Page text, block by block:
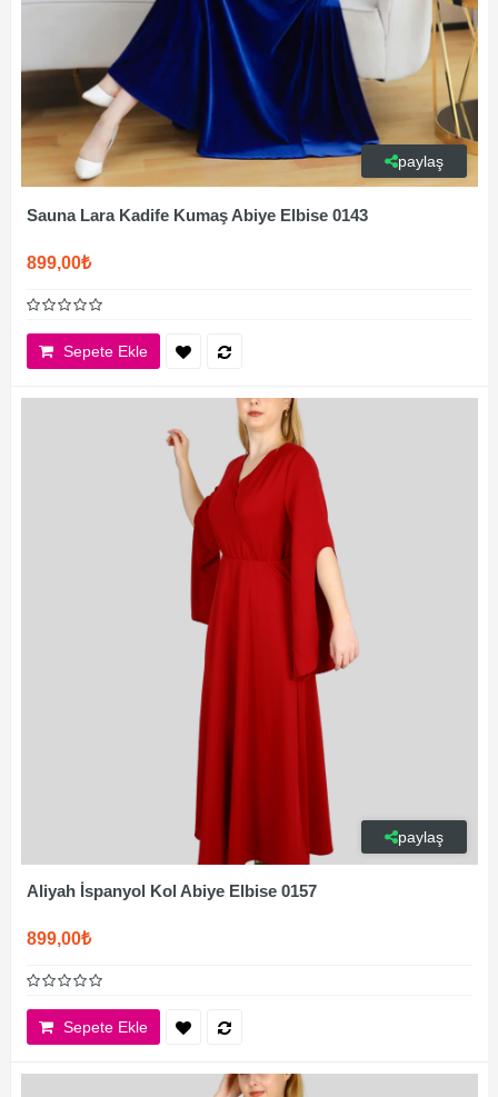
paylaş
Sauna Lara Kadife Kumaş Abiye Elbise 0143
899,00₺
Sepete Ekle
paylaş
Aliyah İspanyol Kol Abiye Elbise 0157
899,00₺
Sepete Ekle